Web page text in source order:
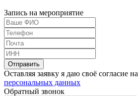
Запись на мероприятие
Оставляя заявку я даю своё согласие
персональных данных
Обратный звонок